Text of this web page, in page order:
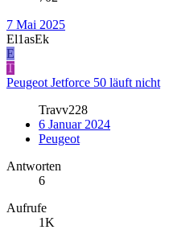
7 Mai 2025
El1asEk
E
T
Peugeot Jetforce 50 läuft nicht
Travv228
6 Januar 2024
Peugeot
Antworten
6
Aufrufe
1K